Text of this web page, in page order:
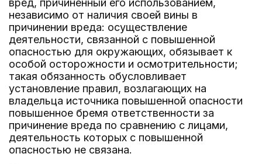
вред, причиненный его использованием,
независимо от наличия своей вины в
причинении вреда: осуществление
деятельности, связанной с повышенной
опасностью для окружающих, обязывает к
особой осторожности и осмотрительности;
такая обязанность обусловливает
установление правил, возлагающих на
владельца источника повышенной опасности
повышенное бремя ответственности за
причинение вреда по сравнению с лицами,
деятельность которых с повышенной
опасностью не связана.